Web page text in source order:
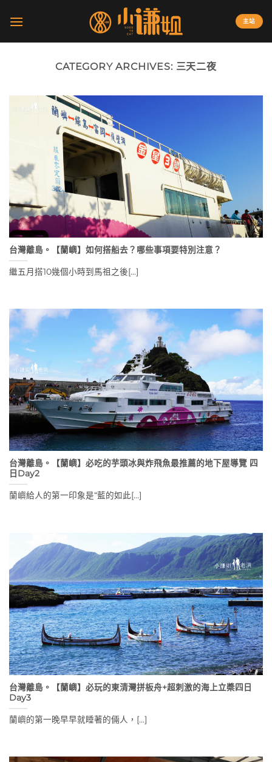
主站
CATEGORY ARCHIVES: 三天二夜
台灣離島。【蘭嶼】如何搭船去？哪些事項要特別注意？
繼五月搭10幾個小時到馬祖之後[...]
台灣離島。【蘭嶼】必吃的芋頭冰與炸飛魚最推薦的地下屋導覽 四
日Day2
蘭嶼給人的第一印象是“藍的如此[...]
台灣離島。【蘭嶼】必玩的東清灣拼板舟+超刺激的海上立槳四日
Day3
蘭嶼的第一晚早早就睡著的倆人，[...]